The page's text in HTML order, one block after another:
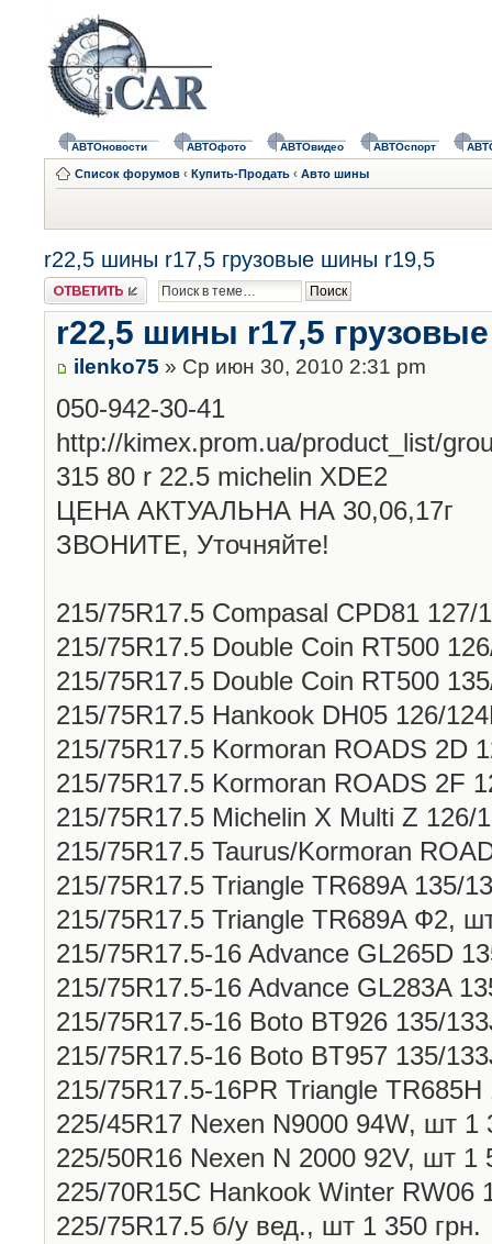
АВТОновости АВТОфото АВТОвидео АВТОспорт
Список форумов ‹ Купить-Продать ‹ Авто шины
r22,5 шины r17,5 грузовые шины r19,5
Ответить
r22,5 шины r17,5
ilenko75 » Ср июн 30, 2010 2:31 pm
050-942-30-41
http://kimex.prom.ua/product_list/
315 80 r 22.5 michelin XDE2
ЦЕНА АКТУАЛЬНА НА 30,06,17г
ЗВОНИТЕ, Уточняйте!
215/75R17.5 Compasal CPD81 127/
215/75R17.5 Double Coin RT500
215/75R17.5 Double Coin RT500
215/75R17.5 Hankook DH05 126/
215/75R17.5 Kormoran ROADS 2D
215/75R17.5 Kormoran ROADS 2F
215/75R17.5 Michelin X Multi Z 126/
215/75R17.5 Taurus/Kormoran
215/75R17.5 Triangle TR689A 135/
215/75R17.5 Triangle TR689A Ф2,
215/75R17.5-16 Advance GL265D
215/75R17.5-16 Advance GL283A
215/75R17.5-16 Boto BT926 135/
215/75R17.5-16 Boto BT957 135/
215/75R17.5-16PR Triangle
225/45R17 Nexen N9000 94W, шт 1
225/50R16 Nexen N 2000 92V, шт 1
225/70R15C Hankook Winter RW06
225/75R17.5 б/у вед., шт 1 350 грн.